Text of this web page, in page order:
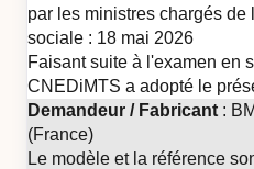
par les ministres chargés de
sociale : 18 mai 2026
Faisant suite à l'examen en
CNEDiMTS a adopté le
Demandeur / Fabricant :
(France)
Le modèle et la référence